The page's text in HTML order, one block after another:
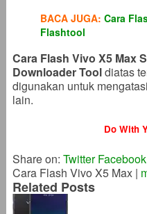
BACA JUGA: Cara
Flashtool
Cara Flash Vivo X5 Max
Downloader Tooldiatas
digunakan untuk
lain.
Do With
Share on: Twitter Facebook
Cara Flash Vivo X5 Max|
Related Posts